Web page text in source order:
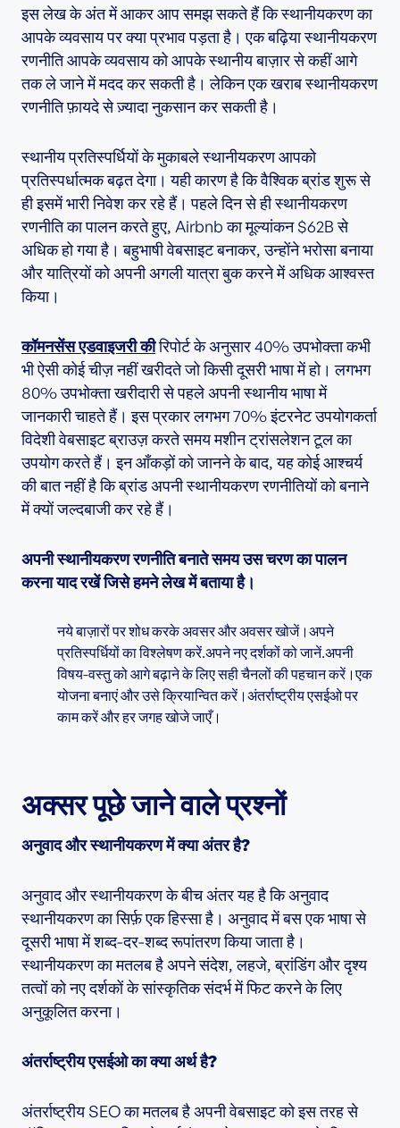
इस लेख के अंत में आकर आप समझ सकते हैं कि स्थानीयकरण का
आपके व्यवसाय पर क्या प्रभाव पड़ता है। एक बढ़िया स्थानीयकरण
रणनीति आपके व्यवसाय को आपके स्थानीय बाज़ार से कहीं आगे
तक ले जाने में मदद कर सकती है। लेकिन एक खराब स्थानीयकरण
रणनीति फ़ायदे से ज़्यादा नुकसान कर सकती है।
स्थानीय प्रतिस्पर्धियों के मुकाबले स्थानीयकरण आपको
प्रतिस्पर्धात्मक बढ़त देगा। यही कारण है कि वैश्विक ब्रांड शुरू से
ही इसमें भारी निवेश कर रहे हैं। पहले दिन से ही स्थानीयकरण
रणनीति का पालन करते हुए, Airbnb का मूल्यांकन $62B से
अधिक हो गया है। बहुभाषी वेबसाइट बनाकर, उन्होंने भरोसा बनाया
और यात्रियों को अपनी अगली यात्रा बुक करने में अधिक आश्वस्त
किया।
कॉमनसेंस एडवाइजरी कीरिपोर्ट के अनुसार 40% उपभोक्ता कभी
भी ऐसी कोई चीज़ नहीं खरीदते जो किसी दूसरी भाषा में हो। लगभग
80% उपभोक्ता खरीदारी से पहले अपनी स्थानीय भाषा में
जानकारी चाहते हैं। इस प्रकार लगभग 70% इंटरनेट उपयोगकर्ता
विदेशी वेबसाइट ब्राउज़ करते समय मशीन ट्रांसलेशन टूल का
उपयोग करते हैं। इन आँकड़ों को जानने के बाद, यह कोई आश्चर्य
की बात नहीं है कि ब्रांड अपनी स्थानीयकरण रणनीतियों को बनाने
में क्यों जल्दबाजी कर रहे हैं।
अपनी स्थानीयकरण रणनीति बनाते समय उस चरण का पालन
करना याद रखें जिसे हमने लेख में बताया है।
नये बाज़ारों पर शोध करके अवसर और अवसर खोजें।अपने
प्रतिस्पर्धियों का विश्लेषण करें.अपने नए दर्शकों को जानें.अपनी
विषय-वस्तु को आगे बढ़ाने के लिए सही चैनलों की पहचान करें।एक
योजना बनाएं और उसे क्रियान्वित करें।अंतर्राष्ट्रीय एसईओ पर
काम करें और हर जगह खोजे जाएँ।
अक्सर पूछे जाने वाले प्रश्नों
अनुवाद और स्थानीयकरण में क्या अंतर है?
अनुवाद और स्थानीयकरण के बीच अंतर यह है कि अनुवाद
स्थानीयकरण का सिर्फ़ एक हिस्सा है। अनुवाद में बस एक भाषा से
दूसरी भाषा में शब्द-दर-शब्द रूपांतरण किया जाता है।
स्थानीयकरण का मतलब है अपने संदेश, लहजे, ब्रांडिंग और दृश्य
तत्वों को नए दर्शकों के सांस्कृतिक संदर्भ में फिट करने के लिए
अनुकूलित करना।
अंतर्राष्ट्रीय एसईओ का क्या अर्थ है?
अंतर्राष्ट्रीय SEO का मतलब है अपनी वेबसाइट को इस तरह से